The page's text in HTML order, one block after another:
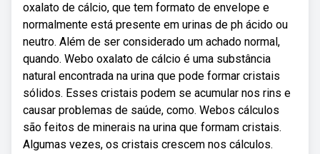
oxalato de cálcio, que tem formato de envelope e
normalmente está presente em urinas de ph ácido ou
neutro. Além de ser considerado um achado normal,
quando. Webo oxalato de cálcio é uma substância
natural encontrada na urina que pode formar cristais
sólidos. Esses cristais podem se acumular nos rins e
causar problemas de saúde, como. Webos cálculos
são feitos de minerais na urina que formam cristais.
Algumas vezes, os cristais crescem nos cálculos.